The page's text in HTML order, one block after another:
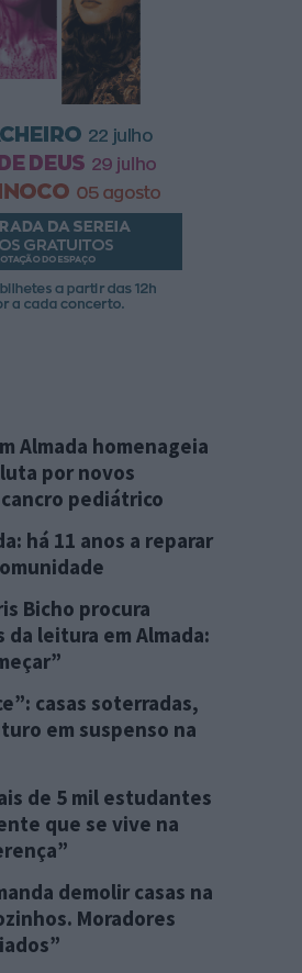
Almada homenageia
por novos
pediátrico
há 11 anos a reparar
Bicho procura
leitura em Almada:
casas soterradas,
em suspenso na
de 5 mil estudantes
que se vive na
demolir casas na
Moradores